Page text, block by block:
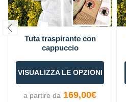
Tuta traspirante con
cappuccio
VISUALIZZA LE OPZIONI
a partire da 169,00€